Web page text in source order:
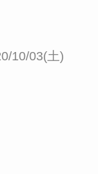
10/03(土)